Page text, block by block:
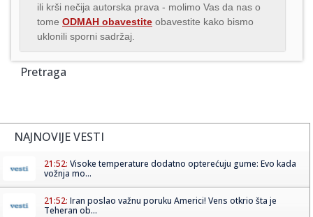
ili krši nečija autorska prava - molimo Vas da nas o
tome ODMAH obavestite obavestite kako bismo
uklonili sporni sadržaj.
Pretraga
NAJNOVIJE VESTI
21:52: Visoke temperature dodatno opterećuju gume: Evo kada
vožnja mo...
21:52: Iran poslao važnu poruku Americi! Vens otkrio šta je
Teheran ob...